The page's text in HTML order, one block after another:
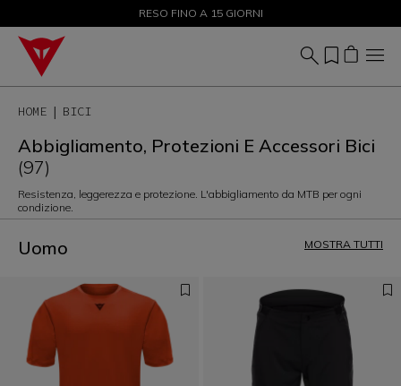
SALDI FINO AL 50% - ACQUISTA ORA
RESO FINO A 15 GIORNI
HOME BICI
Abbigliamento, Protezioni E Accessori Bici
(97)
Resistenza, leggerezza e protezione. L'abbigliamento da MTB per ogni
condizione.
Uomo MOSTRA TUTTI